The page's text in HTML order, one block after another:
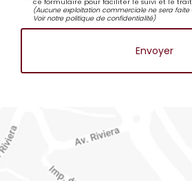
J'autorise ce site à conserver l'ensemble
ce formulaire pour faciliter le suivi et le
(Aucune exploitation commerciale ne sera faite
Voir notrepolitique de confidentialité)